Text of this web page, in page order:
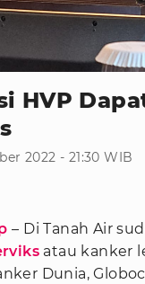
HVP
2022 - 21:30 WIB
– Di Tanah Air
atau kanker
Dunia,